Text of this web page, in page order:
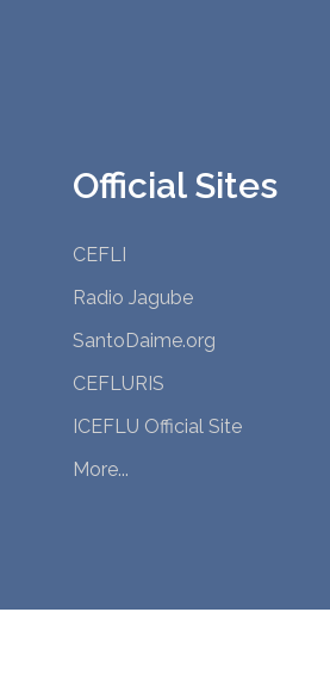
Official Sites
CEFLI
Radio Jagube
SantoDaime.org
CEFLURIS
ICEFLU Official Site
More...